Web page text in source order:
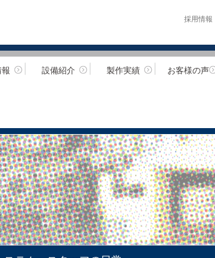
採用情報
設備紹介 製作実績 お客様の声